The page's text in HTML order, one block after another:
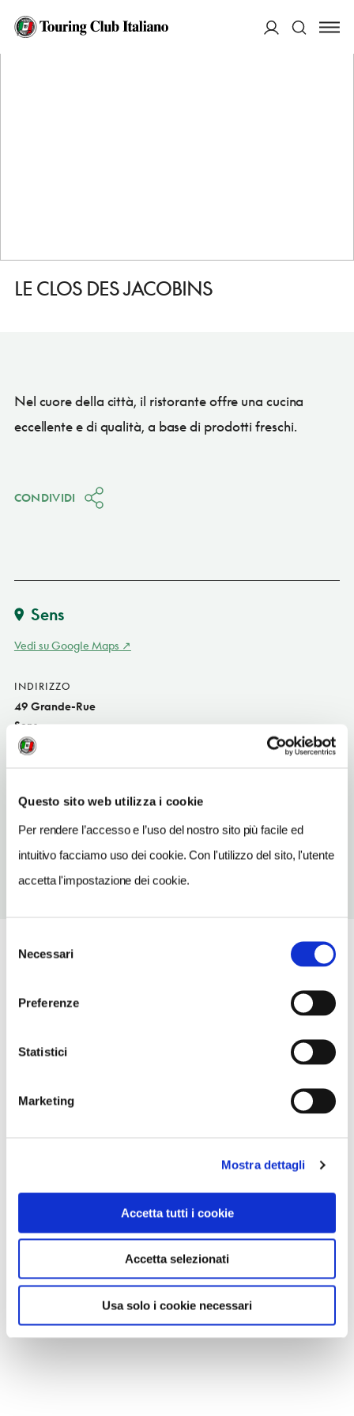
Questo sito web utilizza i cookie
Per rendere l’accesso e l’uso del nostro sito più facile ed
intuitivo facciamo uso dei cookie. Con l'utilizzo del sito, l'utente
accetta l'impostazione dei cookie.
delNecessari
Preferenze
Statistici
Marketing
Mostra dettagli
Accetta tutti i cookie
Accetta selezionati
Usa solo i cookie necessari
HOME
LE CLOS DES JACOBINS
Nel cuore della città, il ristorante offre una cucina
eccellente e di qualità, a base di prodotti freschi.
CONDIVIDI
Sens
Vedi su Google Maps
INDIRIZZO
49 Grande-Rue
Sens
SITO WEB
TELEFONO
0386952970